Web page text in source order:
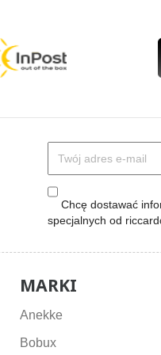
Chcę dostawać
specjalnych od
MARKI
Anekke
Bobux